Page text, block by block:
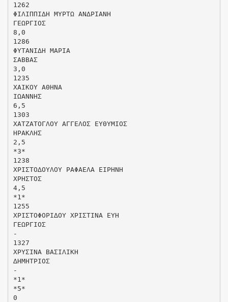
1262
ΦΙΛΙΠΠΙ∆Η ΜΥΡΤΩ ΑΝ∆ΡΙΑΝΗ
ΓΕΩΡΓΙΟΣ
8,0
1286
ΦΥΤΑΝΙ∆Η ΜΑΡΙΑ
ΣΑΒΒΑΣ
3,0
1235
ΧΑΙΚΟΥ ΑΘΗΝΑ
ΙΩΑΝΝΗΣ
6,5
1303
ΧΑΤΖΑΤΟΓΛΟΥ ΑΓΓΕΛΟΣ ΕΥΘΥΜΙΟΣ
ΗΡΑΚΛΗΣ
2,5
*3*
1238
ΧΡΙΣΤΟ∆ΟΥΛΟΥ ΡΑΦΑΕΛΑ ΕΙΡΗΝΗ
ΧΡΗΣΤΟΣ
4,5
*1*
1255
ΧΡΙΣΤΟΦΟΡΙ∆ΟΥ ΧΡΙΣΤΙΝΑ ΕΥΗ
ΓΕΩΡΓΙΟΣ
-
1327
ΧΡΥΣΙΝΑ ΒΑΣΙΛΙΚΗ
∆ΗΜΗΤΡΙΟΣ
-
*1*
*5*
0